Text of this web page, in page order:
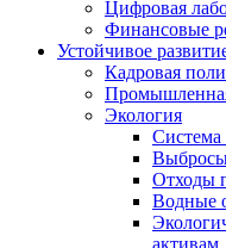
Цифровая
Финансовые
Устойчивое
Кадровая
Промышленная
Экология
Система
Отходы
Водные
активам